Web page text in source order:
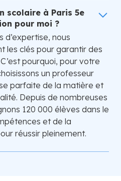
scolaire à Paris 5e
pour moi ?
d’expertise, nous
les clés pour garantir des
pourquoi, pour votre
un professeur
parfaite de la matière et
Depuis de nombreuses
120 000 élèves dans le
et de la
réussir pleinement.